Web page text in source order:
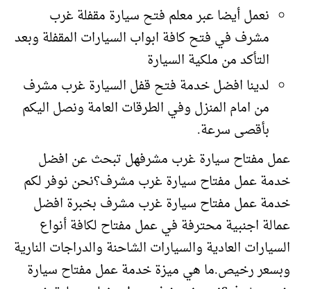
نعمل أيضا عبر معلم فتح سيارة مقفلة غرب
مشرف في فتح كافة ابواب السيارات المقفلة وبعد
التأكد من ملكية السيارة
لدينا افضل خدمة فتح قفل السيارة غرب مشرف
من امام المنزل وفي الطرقات العامة ونصل اليكم
بأقصى سرعة.
عمل مفتاح سيارة غرب مشرفهل تبحث عن افضل
خدمة عمل مفتاح سيارة غرب مشرف؟نحن نوفر لكم
خدمة عمل مفتاح سيارة غرب مشرف بخبرة افضل
عمالة اجنبية محترفة في عمل مفتاح لكافة أنواع
السيارات العادية والسيارات الشاحنة والدراجات النارية
وبسعر رخيص.ما هي ميزة خدمة عمل مفتاح سيارة